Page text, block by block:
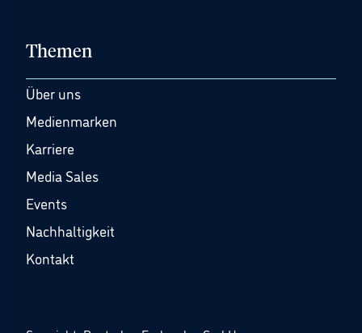
Themen
Über uns
Medienmarken
Karriere
Media Sales
Events
Nachhaltigkeit
Kontakt